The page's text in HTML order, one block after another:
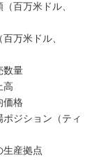
百万米ドル、
万米ドル、
数量
高
価格
ジション（ティ
生産拠点